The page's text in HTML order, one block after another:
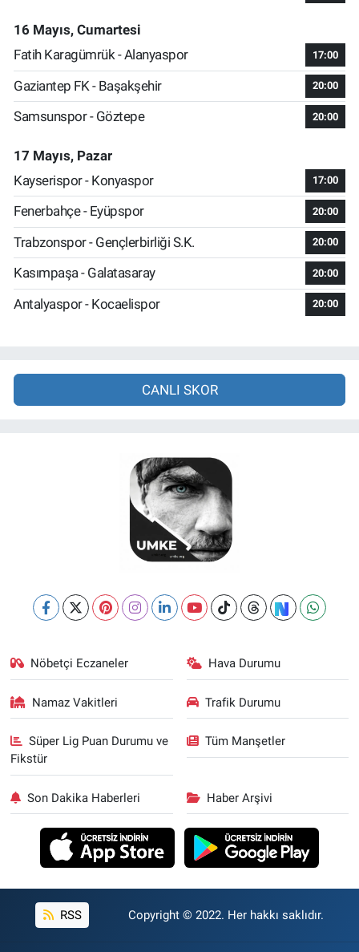
16 Mayıs, Cumartesi
Fatih Karagümrük - Alanyaspor
17:00
Gaziantep FK - Başakşehir 20:00
Samsunspor - Göztepe 20:00
17 Mayıs, Pazar
Kayserispor - Konyaspor
17:00
Fenerbahçe - Eyüpspor 20:00
Trabzonspor - Gençlerbirliği S.K. 20:00
Kasımpaşa - Galatasaray 20:00
Antalyaspor - Kocaelispor 20:00
CANLI SKOR
Nöbetçi Eczaneler Hava Durumu
Namaz Vakitleri Trafik Durumu
Süper Lig Puan Durumu ve
Fikstür
Tüm Manşetler
Son Dakika Haberleri Haber Arşivi
RSS Copyright © 2022. Her hakkı saklıdır.